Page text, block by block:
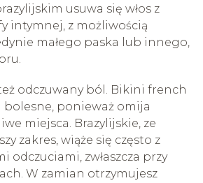
usuwa się włos z
intymnej, z możliwością
małego paska lub innego,
odczuwany ból. Bikini french
bolesne, ponieważ omija
miejsca. Brazylijskie, ze
zakres, wiąże się często z
odczuciami, zwłaszcza przy
W zamian otrzymujesz